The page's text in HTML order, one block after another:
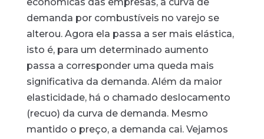
econômicas das empresas, a curva de
demanda por combustíveis no varejo se
alterou. Agora ela passa a ser mais elástica,
isto é, para um determinado aumento
passa a corresponder uma queda mais
significativa da demanda. Além da maior
elasticidade, há o chamado deslocamento
(recuo) da curva de demanda. Mesmo
mantido o preço, a demanda cai. Vejamos